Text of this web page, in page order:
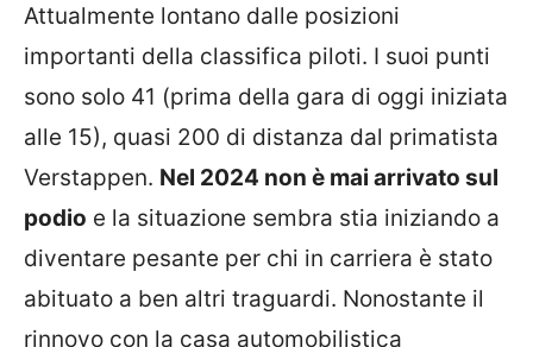
Attualmente lontano dalle posizioni
importanti della classifica piloti. I suoi punti
sono solo 41 (prima della gara di oggi iniziata
alle 15), quasi 200 di distanza dal primatista
Verstappen. Nel 2024 non è mai arrivato sul
podio e la situazione sembra stia iniziando a
diventare pesante per chi in carriera è stato
abituato a ben altri traguardi. Nonostante il
rinnovo con la casa automobilistica